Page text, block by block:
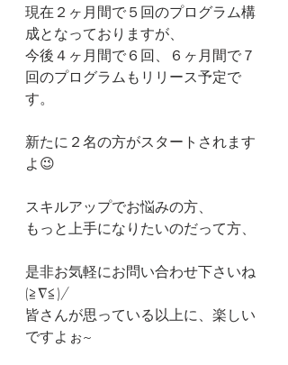
現在２ヶ月間で５回のプログラム構
成となっておりますが、
今後４ヶ月間で６回、６ヶ月間で７
回のプログラムもリリース予定で
す。
新たに２名の方がスタートされます
よ😉
スキルアップでお悩みの方、
もっと上手になりたいのだって方、
是非お気軽にお問い合わせ下さいね
(≧∇≦)/
皆さんが思っている以上に、楽しい
ですよぉ~